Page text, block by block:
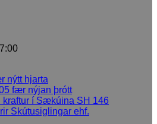
nýtt hjarta
fær nýjan þrótt
kraftur í Sækúina SH 146
Skútusiglingar ehf.